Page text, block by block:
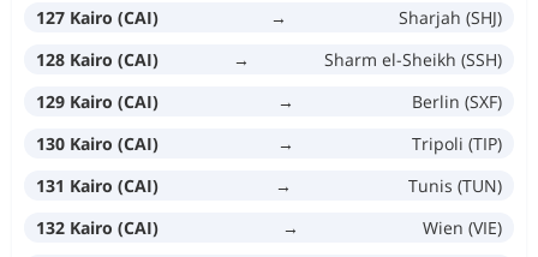
127 Kairo (CAI)
→
Sharjah (SHJ)
128 Kairo (CAI)
→
Sharm el-Sheikh (SSH)
129 Kairo (CAI)
→
Berlin (SXF)
130 Kairo (CAI)
→
Tripoli (TIP)
131 Kairo (CAI)
→
Tunis (TUN)
132 Kairo (CAI)
→
Wien (VIE)